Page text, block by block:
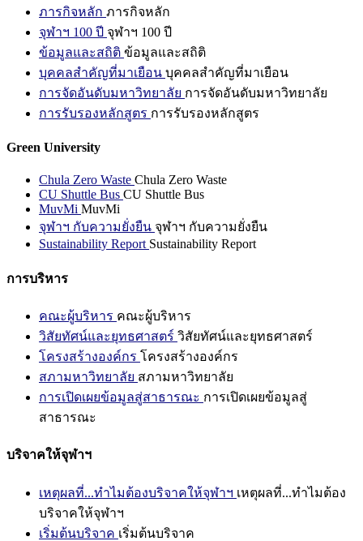
ภารกิจหลัก ภารกิจหลัก
จุฬาฯ 100 ปี จุฬาฯ 100 ปี
ข้อมูลและสถิติ ข้อมูลและสถิติ
บุคคลสำคัญที่มาเยือน บุคคลสำคัญที่มาเยือน
การจัดอันดับมหาวิทยาลัย การจัดอันดับมหาวิทยาลัย
การรับรองหลักสูตร การรับรองหลักสูตร
Green University
Chula Zero Waste Chula Zero Waste
CU Shuttle Bus CU Shuttle Bus
MuvMi MuvMi
จุฬาฯ กับความยั่งยืน จุฬาฯ กับความยั่งยืน
Sustainability Report Sustainability Report
การบริหาร
คณะผู้บริหาร คณะผู้บริหาร
วิสัยทัศน์และยุทธศาสตร์ วิสัยทัศน์และยุทธศาสตร์
โครงสร้างองค์กร โครงสร้างองค์กร
สภามหาวิทยาลัย สภามหาวิทยาลัย
การเปิดเผยข้อมูลสู่สาธารณะ การเปิดเผยข้อมูลสู่
สาธารณะ
บริจาคให้จุฬาฯ
เหตุผลที่...ทำไมต้องบริจาคให้จุฬาฯ เหตุผลที่...ทำไมต้อง
บริจาคให้จุฬาฯ
เริ่มต้นบริจาค เริ่มต้นบริจาค